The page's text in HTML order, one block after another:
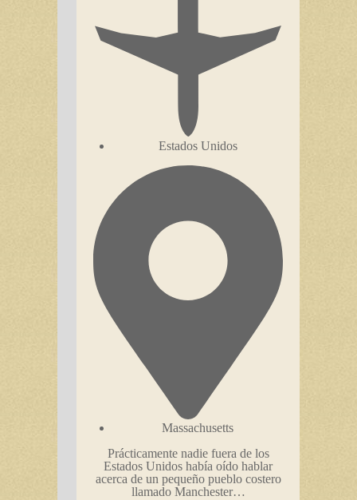
Estados Unidos
Massachusetts
Prácticamente nadie fuera de los
Estados Unidos había oído hablar
acerca de un pequeño pueblo costero
llamado Manchester…